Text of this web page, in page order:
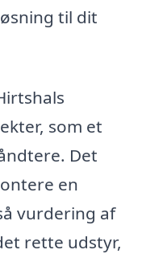
til dit
som et
Det
en
vurdering af
rette udstyr,